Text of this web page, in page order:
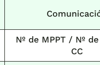
Nº de MPPT / Nº
CC